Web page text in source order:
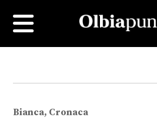
Bianca, Cronaca